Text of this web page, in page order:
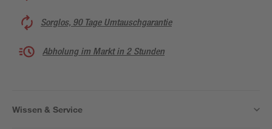
Sorglos, 90 Tage Umtauschgarantie
Abholung im Markt in 2 Stunden
Wissen & Service